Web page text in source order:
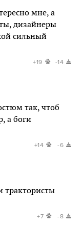
мне, а
дизайнеры
сильный
+19 -14
так, чтоб
а боги
+14 -6
трактористы
+7 -8